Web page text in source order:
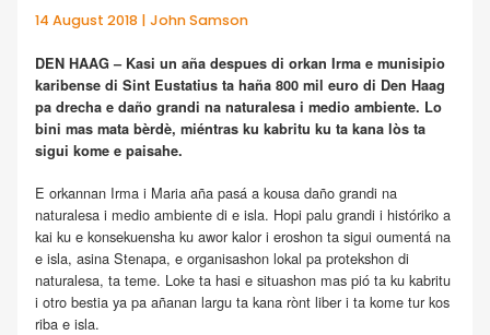
14 August 2018 | John Samson
DEN HAAG – Kasi un aña despues di orkan Irma e munisipio
karibense di Sint Eustatius ta haña 800 mil euro di Den Haag
pa drecha e daño grandi na naturalesa i medio ambiente. Lo
bini mas mata bèrdè, miéntras ku kabritu ku ta kana lòs ta
sigui kome e paisahe.
E orkannan Irma i Maria aña pasá a kousa daño grandi na
naturalesa i medio ambiente di e isla. Hopi palu grandi i históriko a
kai ku e konsekuensha ku awor kalor i eroshon ta sigui oumentá na
e isla, asina Stenapa, e organisashon lokal pa protekshon di
naturalesa, ta teme. Loke ta hasi e situashon mas pió ta ku kabritu
i otro bestia ya pa añanan largu ta kana rònt liber i ta kome tur kos
riba e isla.